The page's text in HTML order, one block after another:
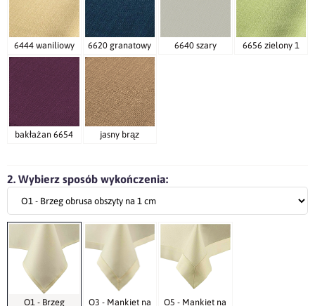
6444 waniliowy 6620 granatowy 6640 szary 6656 zielony 1
bakłażan 6654 jasny brąz
2. Wybierz sposób wykończenia:
O1 - Brzeg O3 - Mankiet na O5 - Mankiet na